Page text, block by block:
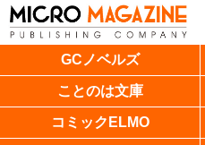
GCノベルズ
ことのは文庫
コミックELMO